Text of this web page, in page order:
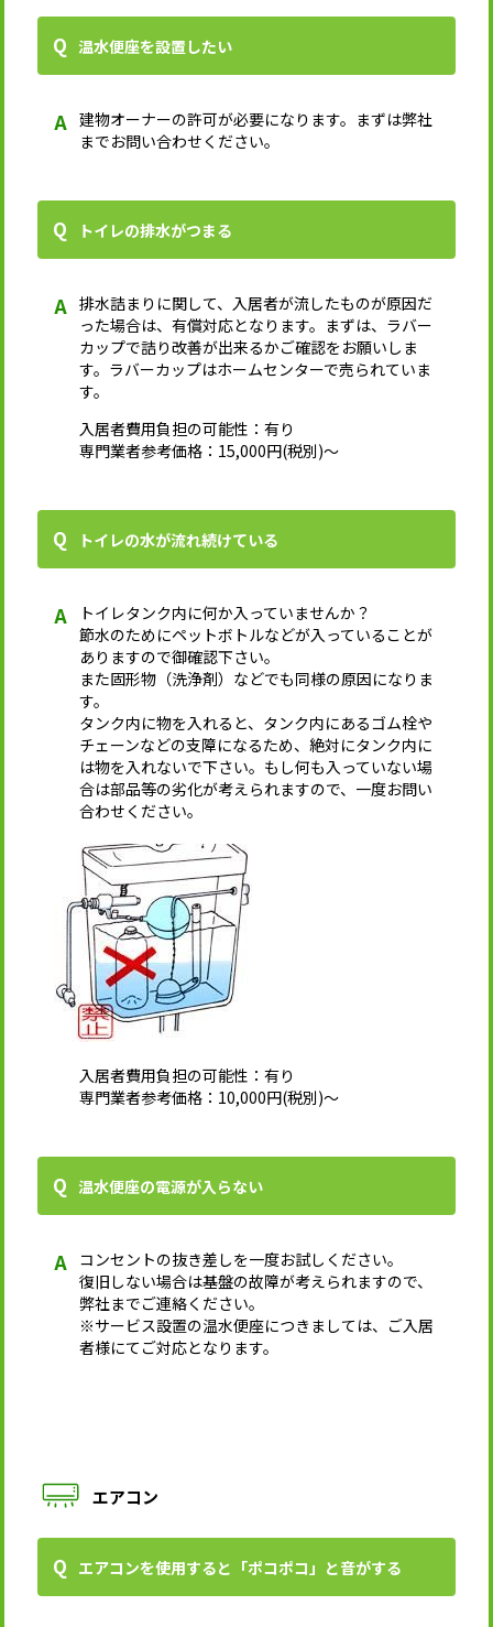
温水便座を設置したい
建物オーナーの許可が必要になります。まずは弊社
までお問い合わせください。
トイレの排水がつまる
排水詰まりに関して、入居者が流したものが原因だ
った場合は、有償対応となります。まずは、ラバー
カップで詰り改善が出来るかご確認をお願いしま
す。ラバーカップはホームセンターで売られていま
す。
入居者費用負担の可能性：有り
専門業者参考価格：15,000円(税別)～
トイレの水が流れ続けている
トイレタンク内に何か入っていませんか？
節水のためにペットボトルなどが入っていることが
ありますので御確認下さい。
また固形物（洗浄剤）などでも同様の原因になりま
す。
タンク内に物を入れると、タンク内にあるゴム栓や
チェーンなどの支障になるため、絶対にタンク内に
は物を入れないで下さい。もし何も入っていない場
合は部品等の劣化が考えられますので、一度お問い
合わせください。
入居者費用負担の可能性：有り
専門業者参考価格：10,000円(税別)～
温水便座の電源が入らない
コンセントの抜き差しを一度お試しください。
復旧しない場合は基盤の故障が考えられますので、
弊社までご連絡ください。
※サービス設置の温水便座につきましては、ご入居
者様にてご対応となります。
エアコン
エアコンを使用すると「ポコポコ」と音がする